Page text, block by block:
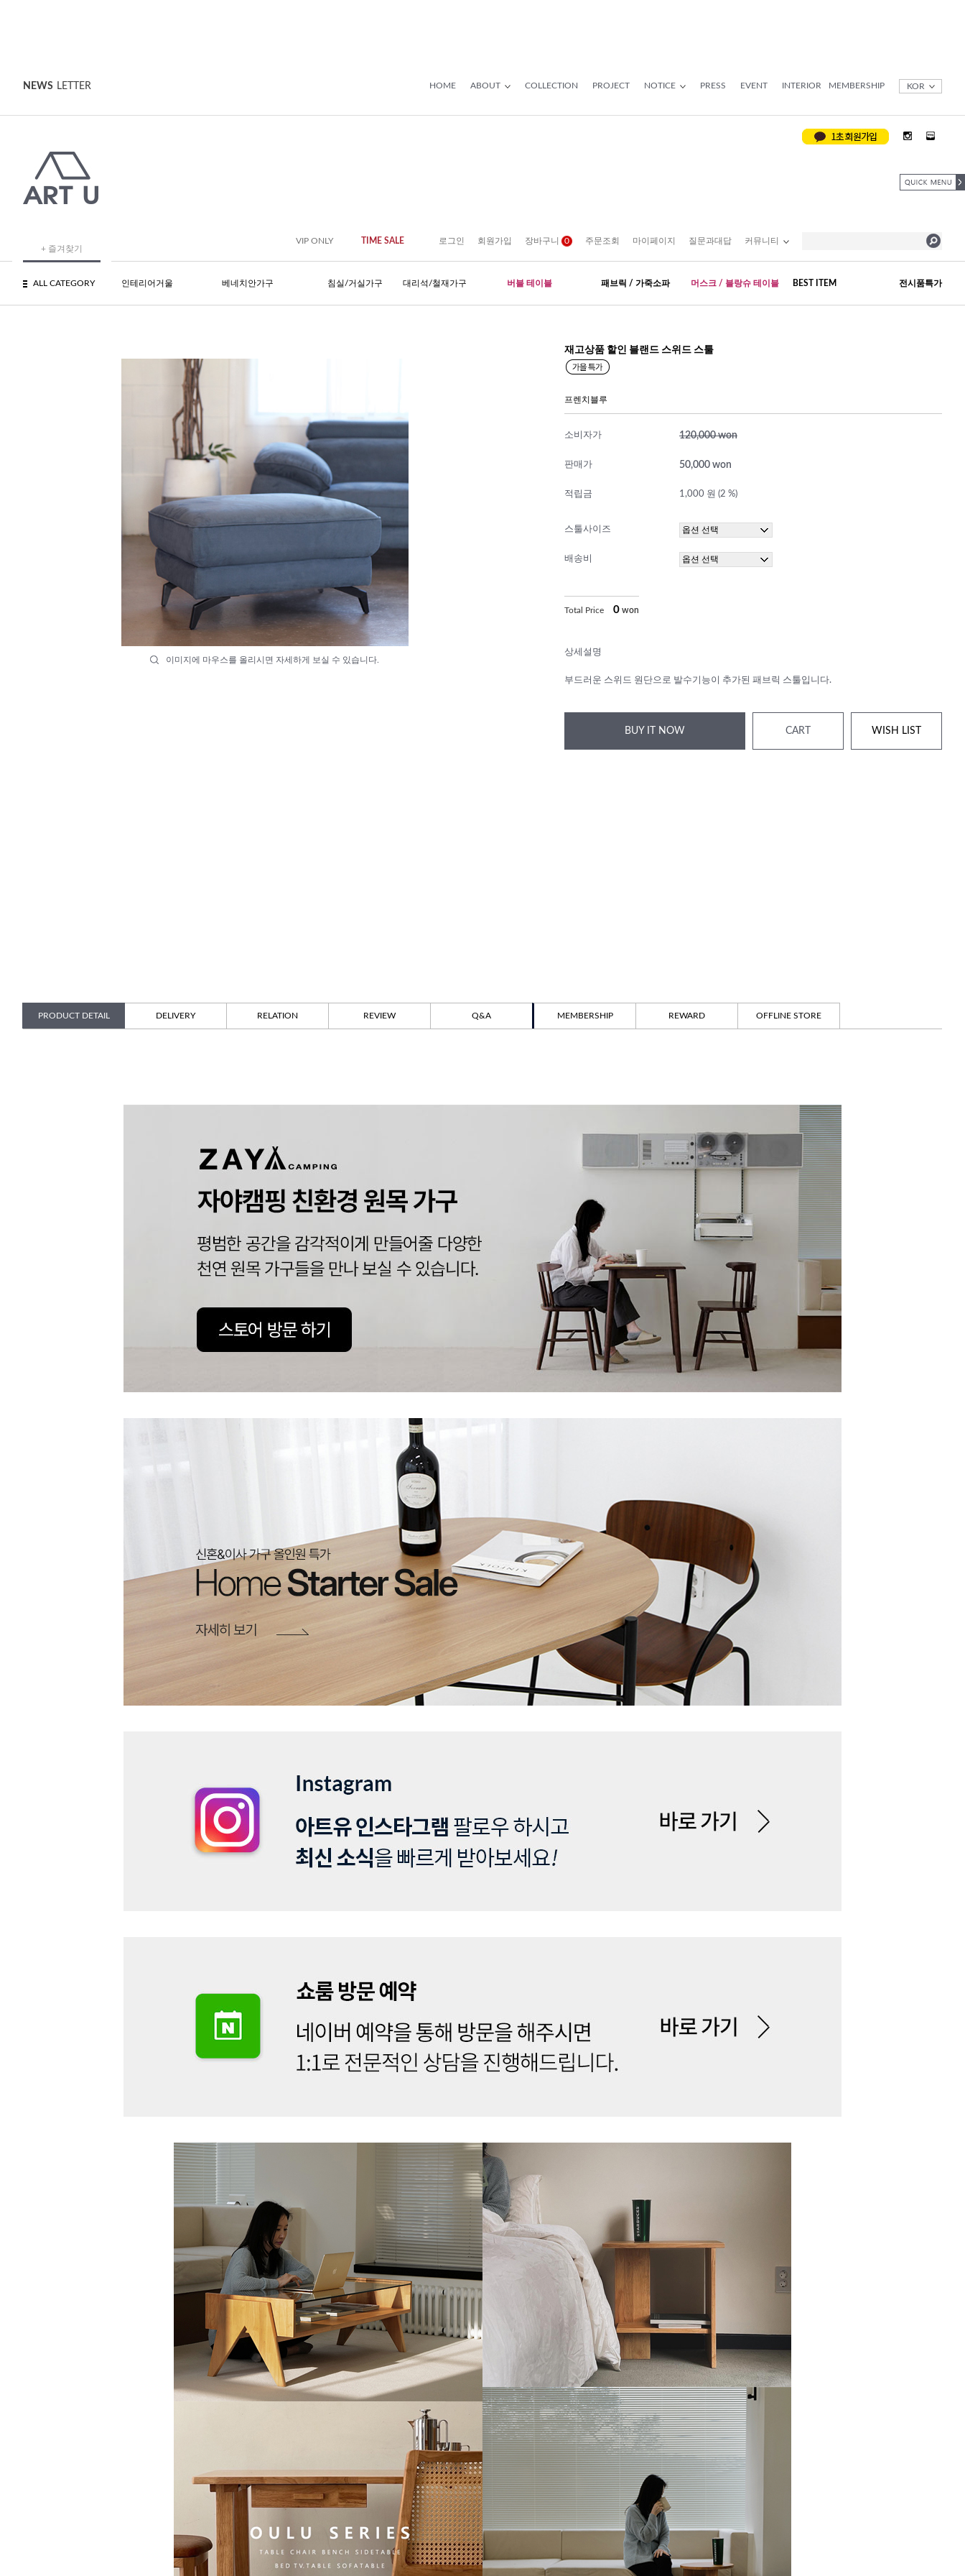
NEWS LETTER HOME ABOUT COLLECTION PROJECT NOTICE PRESS EVENT INTERIOR MEMBERSHIP KOR
+ 즐겨찾기
VIP ONLY TIME SALE 로그인 회원가입 장바구니 0 주문조회 마이페이지 질문과대답 커뮤니티
ALL CATEGORY 인테리어거울 베네치안가구 침실/거실가구 대리석/철재가구 버블 테이블 패브릭 / 가죽소파 머스크 / 블랑슈 테이블 BEST ITEM 전시품특가
이미지에 마우스를 올리시면 자세하게 보실 수 있습니다.
재고상품 할인 블랜드 스위드 스툴
프렌치블루
소비자가 120,000 won
판매가 50,000 won
적립금 1,000 원 (2 %)
스툴사이즈
배송비
Total Price 0 won
상세설명
부드러운 스위드 원단으로 발수기능이 추가된 패브릭 스툴입니다.
BUY IT NOW CART WISH LIST
PRODUCT DETAIL DELIVERY RELATION REVIEW Q&A MEMBERSHIP REWARD OFFLINE STORE